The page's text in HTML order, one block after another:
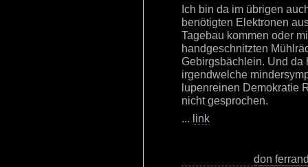
Ich bin da im übrigen
benötigten Elektronen
Tagebau kommen oder
handgeschnitzten
Gebirgsbächlein. Und da
irgendwelche
lupenreinen Demokratie
nicht gesprochen.
... link
don